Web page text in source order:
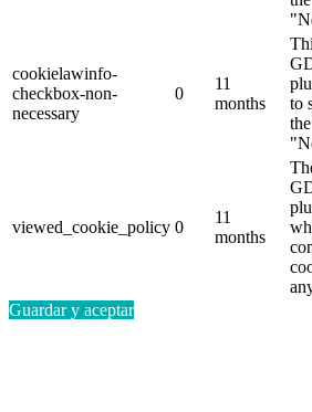
cookielawinfo-
checkbox-non-
necessary
0
11
months
to
viewed_cookie_policy 0
11
months
Guardar y aceptar